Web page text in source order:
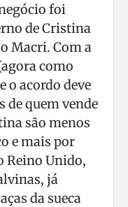
foi
de Cristina
Macri. Com a
como
o acordo deve
de quem vende
são menos
e mais por
Reino Unido,
já
da sueca